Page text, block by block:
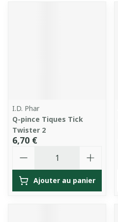
I.D. Phar
Q-pince Tiques Tick
Twister 2
6,70 €
Ajouter au panier